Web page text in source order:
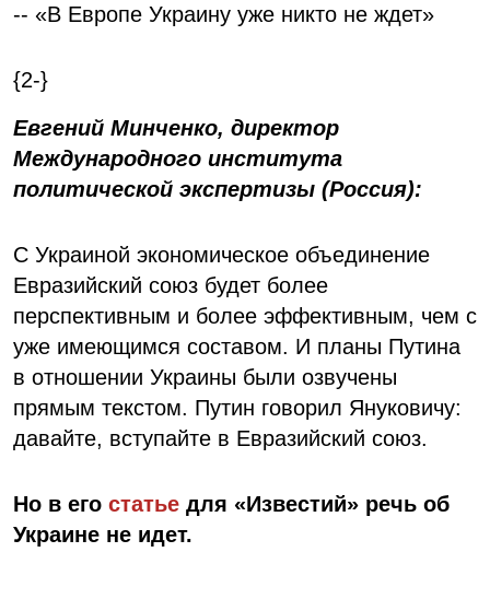
-- «В Европе Украину уже никто не ждет»
{2-}
Евгений Минченко, директор
Международного института
политической экспертизы (Россия):
С Украиной экономическое объединение
Евразийский союз будет более
перспективным и более эффективным, чем с
уже имеющимся составом. И планы Путина
в отношении Украины были озвучены
прямым текстом. Путин говорил Януковичу:
давайте, вступайте в Евразийский союз.
Но в его статье для «Известий» речь об
Украине не идет.